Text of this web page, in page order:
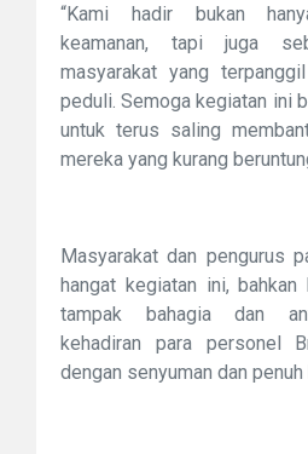
“Kami hadir bukan
keamanan, tapi juga
masyarakat yang
peduli. Semoga kegiatan ini
untuk terus saling
mereka yang kurang
Masyarakat dan pengurus
hangat kegiatan ini, bahkan
tampak bahagia dan
kehadiran para personel
dengan senyuman dan penuh